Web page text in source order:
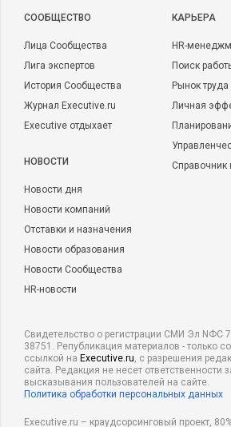
CООБЩЕСТВО
Лица Сообщества
Лига экспертов
История Сообщества
Журнал Executive.ru
Executive отдыхает
НОВОСТИ
Новости дня
Новости компаний
Отставки и назначения
Новости образования
Новости Сообщества
HR-новости
КАРЬЕРА
HR-
Поиск
Рынок труда
Личная
Справочник
Свидетельство о регистрации СМИ Эл NФС
38751. Републикация материалов - только со
ссылкой на Executive.ru, с разрешения
сайта. Редакция не несет ответственности
высказывания пользователей на сайте.
Политика обработки персональных данных
Executive.ru – краудсорсинговый проект,